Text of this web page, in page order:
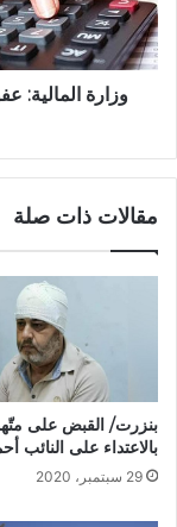
وزارة المالية:
مقالات ذات صلة
بنزرت/ القبض على
بالاعتداء على النائب
29 سبتمبر، 2020